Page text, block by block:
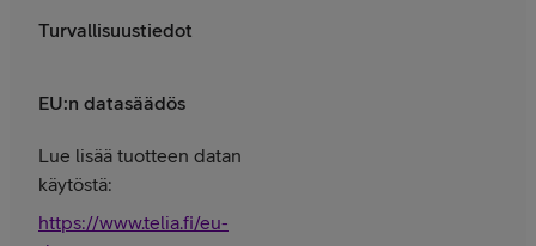
Turvallisuustiedot
EU:n datasäädös
Lue lisää tuotteen datan
käytöstä:
https://www.telia.fi/eu-